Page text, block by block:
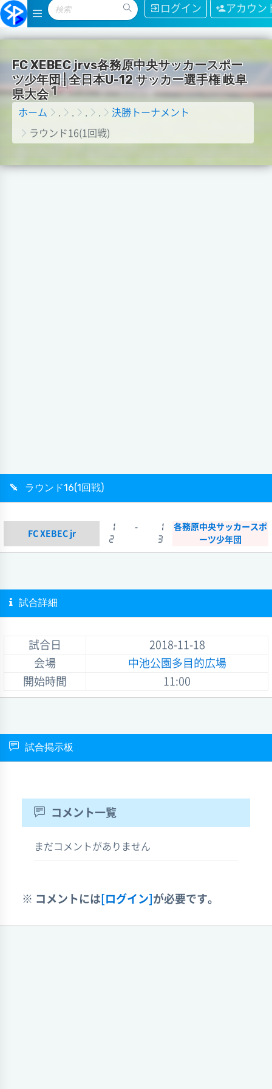
ログイン アカウン
FCXEBEC jrvs各務原中央サッカースポー
ツ少年団|全日本U-12サッカー選手権岐阜
県大会1回戦
ホーム 決勝トーナメント
ラウンド16(1回戦)
ラウンド16(1回戦)
FC XEBEC jr
1
2
- 1
3
各務原中央サッカースポ
ーツ少年団
試合詳細
試合日
2018-11-18
会場
中池公園多目的広場
開始時間
11:00
試合掲示板
コメント一覧
まだコメントがありません
※ コメントには [ログイン] が必要です。